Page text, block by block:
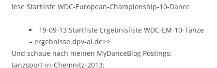
lese Startliste WDC-European-Championship-10-Dance
19-09-13 Startliste Ergebnisliste WDC-EM-10-Tänze
– ergebnisse.dpv-al.de>>
Und schaue nach meinen MyDanceBlog Postings;
tanzsport-in-Chemnitz-2013: